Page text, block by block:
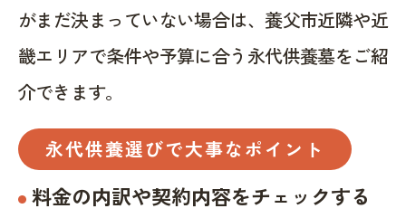
がまだ決まっていない場合は、養父市近隣や近
畿エリアで条件や予算に合う永代供養墓をご紹
介できます。
永代供養選びで大事なポイント
料金の内訳や契約内容をチェックする